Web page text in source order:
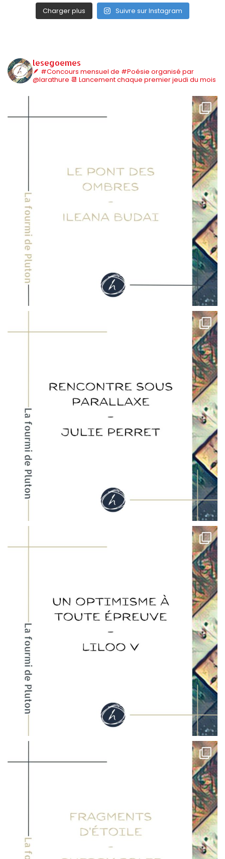
Charger plus Suivre sur Instagram
lesegoemes
🪶 #Concours mensuel de #Poésie organisé par
@larathure 📆 Lancement chaque premier jeudi du mois